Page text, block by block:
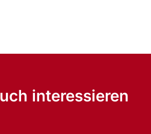
interessieren